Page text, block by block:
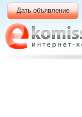
Дать объявление